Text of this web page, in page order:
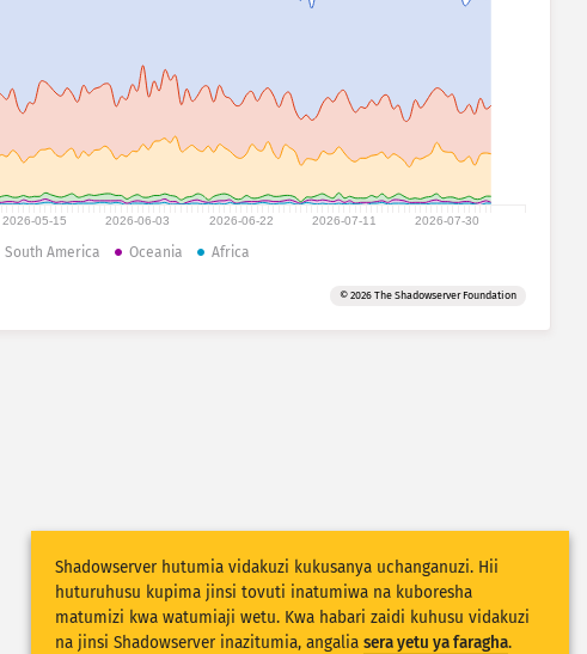
2026-05-15 2026-06-03 2026-06-22 2026-07-11 2026-07-30
South America Oceania Africa
© 2026 The Shadowserver Foundation
Shadowserver hutumia vidakuzi kukusanya uchanganuzi. Hii
huturuhusu kupima jinsi tovuti inatumiwa na kuboresha
matumizi kwa watumiaji wetu. Kwa habari zaidi kuhusu vidakuzi
na jinsi Shadowserver inazitumia, angalia sera yetu ya faragha.